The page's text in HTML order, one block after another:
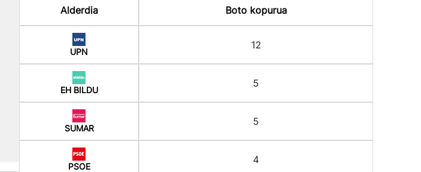
Alderdia Boto kopurua
UPN
12
EH BILDU
5
SUMAR
5
PSOE
4